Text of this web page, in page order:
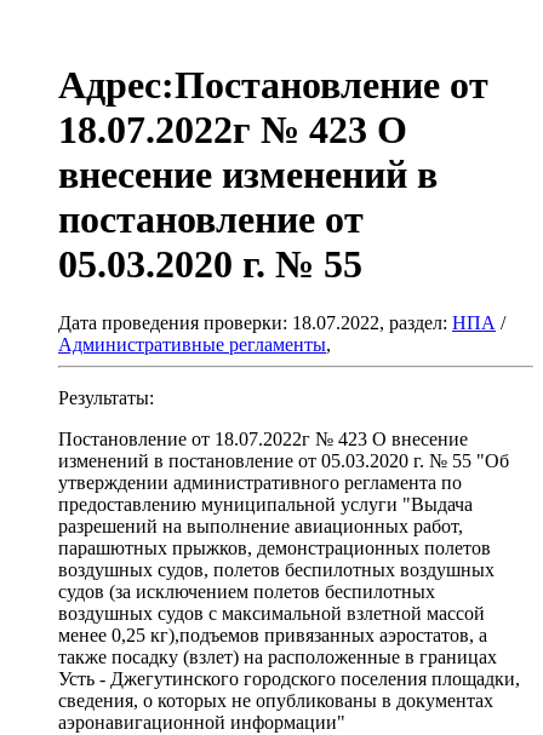
Адрес:Постановление от
18.07.2022г № 423 О
внесение изменений в
постановление от
05.03.2020 г. № 55
Дата проведения проверки: 18.07.2022, раздел: НПА /
Административные регламенты,
Результаты:
Постановление от 18.07.2022г № 423 О внесение
изменений в постановление от 05.03.2020 г. № 55 "Об
утверждении административного регламента по
предоставлению муниципальной услуги "Выдача
разрешений на выполнение авиационных работ,
парашютных прыжков, демонстрационных полетов
воздушных судов, полетов беспилотных воздушных
судов (за исключением полетов беспилотных
воздушных судов с максимальной взлетной массой
менее 0,25 кг),подъемов привязанных аэростатов, а
также посадку (взлет) на расположенные в границах
Усть - Джегутинского городского поселения площадки,
сведения, о которых не опубликованы в документах
аэронавигационной информации"